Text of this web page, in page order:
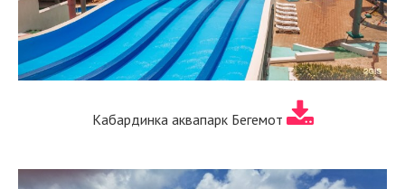
Кабардинка аквапарк Бегемот